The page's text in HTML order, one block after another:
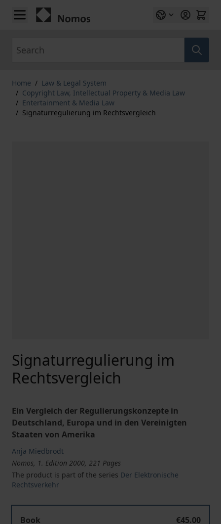
Skip to Content
Home / Law & Legal System
/ Copyright Law, Intellectual Property & Media Law
/ Entertainment & Media Law
/ Signaturregulierung im Rechtsvergleich
Signaturregulierung im
Rechtsvergleich
Ein Vergleich der Regulierungskonzepte in
Deutschland, Europa und in den Vereinigten
Staaten von Amerika
Anja Miedbrodt
Nomos, 1. Edition 2000, 221 Pages
The product is part of the series Der Elektronische
Rechtsverkehr
Book
€45.00